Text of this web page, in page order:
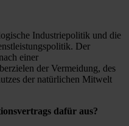
Industriepolitik und die
Der
einer
der Vermeidung, des
der natürlichen Mitwelt
dafür aus?